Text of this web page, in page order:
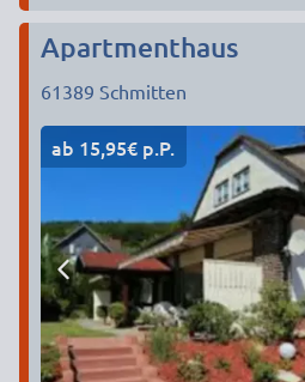
Apartmenthaus
61389 Schmitten
ab 15,95€ p.P.